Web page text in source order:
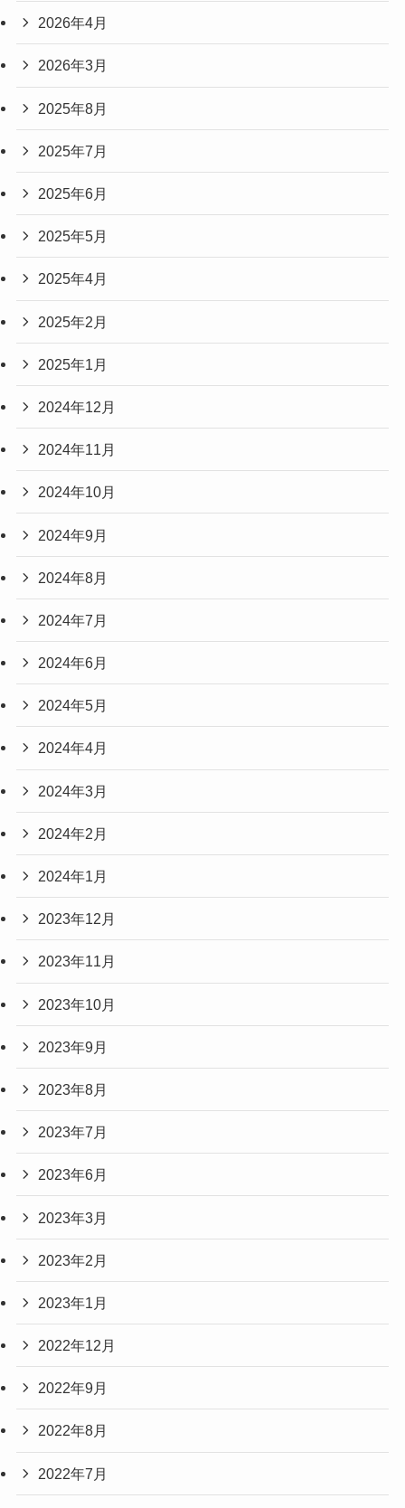
2026年4月
2026年3月
2025年8月
2025年7月
2025年6月
2025年5月
2025年4月
2025年2月
2025年1月
2024年12月
2024年11月
2024年10月
2024年9月
2024年8月
2024年7月
2024年6月
2024年5月
2024年4月
2024年3月
2024年2月
2024年1月
2023年12月
2023年11月
2023年10月
2023年9月
2023年8月
2023年7月
2023年6月
2023年3月
2023年2月
2023年1月
2022年12月
2022年9月
2022年8月
2022年7月